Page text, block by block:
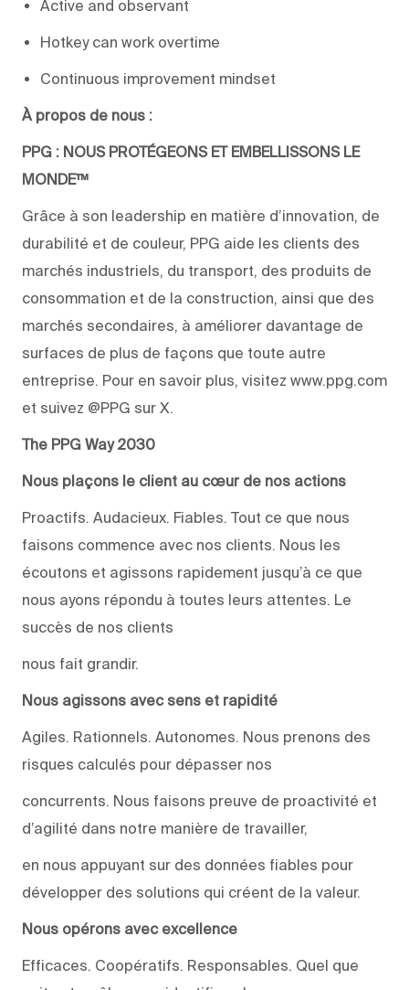
Active and observant
Hotkey can work overtime
Continuous improvement mindset
À propos de nous :
PPG : NOUS PROTÉGEONS ET EMBELLISSONS LE
MONDE™
Grâce à son leadership en matière d’innovation, de
durabilité et de couleur, PPG aide les clients des
marchés industriels, du transport, des produits de
consommation et de la construction, ainsi que des
marchés secondaires, à améliorer davantage de
surfaces de plus de façons que toute autre
entreprise. Pour en savoir plus, visitez www.ppg.com
et suivez @PPG sur X.
The PPG Way 2030
Nous plaçons le client au cœur de nos actions
Proactifs. Audacieux. Fiables. Tout ce que nous
faisons commence avec nos clients. Nous les
écoutons et agissons rapidement jusqu’à ce que
nous ayons répondu à toutes leurs attentes. Le
succès de nos clients
nous fait grandir.
Nous agissons avec sens et rapidité
Agiles. Rationnels. Autonomes. Nous prenons des
risques calculés pour dépasser nos
concurrents. Nous faisons preuve de proactivité et
d’agilité dans notre manière de travailler,
en nous appuyant sur des données fiables pour
développer des solutions qui créent de la valeur.
Nous opérons avec excellence
Efficaces. Coopératifs. Responsables. Quel que